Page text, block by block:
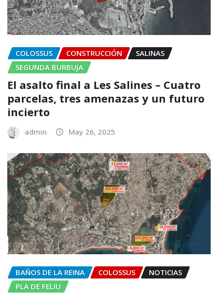
COLOSSUS CONSTRUCCIÓN
SALINAS
SEGUNDA BURBUJA
El asalto final a Les Salines – Cuatro
parcelas, tres amenazas y un futuro
incierto
admin May 26, 2025
BAÑOS DE LA REINA COLOSSUS
NOTICIAS
PLA DE FELIU